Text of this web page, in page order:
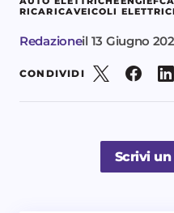
RICARICAVEICOLI ELETTRICI
Redazioneil 13 Giugno
CONDIVIDI
Scrivi